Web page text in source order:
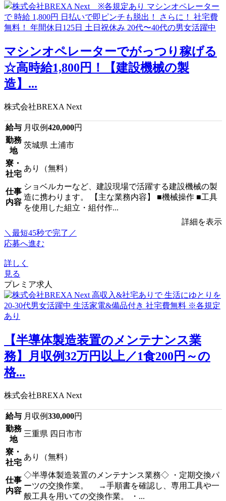
マシンオペレーターでがっつり稼げる
☆高時給1,800円！【建設機械の製
造】...
株式会社BREXA Next
給与 月収例420,000円
勤務
地
茨城県 土浦市
寮・
社宅
あり（無料）
仕事
内容
ショベルカーなど、建設現場で活躍する建設機械の製
造に携わります。 【主な業務内容】 ■機械操作 ■工具
を使用した組立・組付作...
詳細を表示
＼最短45秒で完了／
応募へ進む
詳しく
見る
プレミア求人
【半導体製造装置のメンテナンス業
務】月収例32万円以上／1食200円～の
格...
株式会社BREXA Next
給与 月収例330,000円
勤務
地
三重県 四日市市
寮・
社宅
あり（無料）
仕事
内容
◇半導体製造装置のメンテナンス業務◇ ・定期交換パ
ーツの交換作業。 →手順書を確認し、専用工具や一
般工具を用いての交換作業。 ・...